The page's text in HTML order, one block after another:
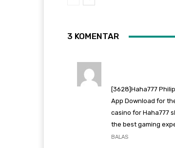
3 KOMENTAR
[3628]Haha777
App Download for
casino for Haha777
the best gaming
BALAS